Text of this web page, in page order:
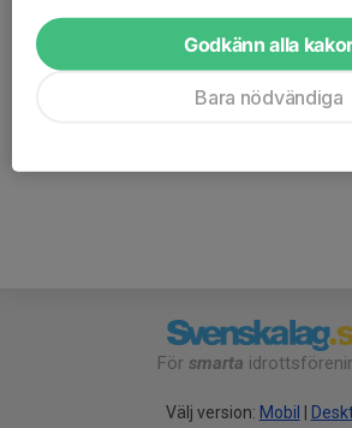
LVSK träningsprogram rullskidor
Anmälan är öppen för gruppens
För smarta
Välj version: Mobil
Godkänn alla
Bara nödvändiga